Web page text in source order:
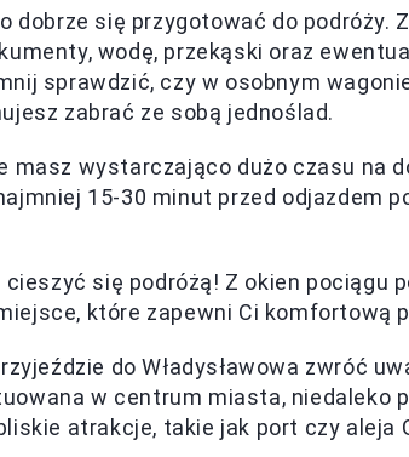
dobrze się przygotować do podróży.
wodę, przekąski oraz
sprawdzić, czy w osobnym
zabrać ze sobą jednoślad.
masz wystarczająco dużo czasu na
15-30 minut przed odjazdem
cieszyć się podróżą! Z okien pociągu
które zapewni Ci komfortową
do Władysławowa zwróć
w centrum miasta, niedaleko
atrakcje, takie jak port czy aleja